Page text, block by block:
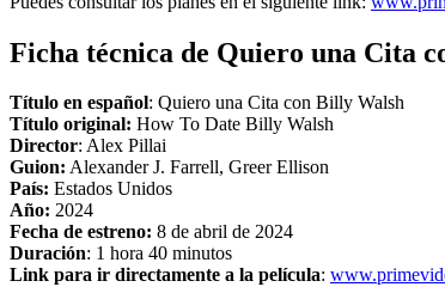
Ficha técnica de Quiero una Cita
Título en español: Quiero una Cita con Billy Walsh
Título original: How To Date Billy Walsh
Director: Alex Pillai
Guion: Alexander J. Farrell, Greer Ellison
País: Estados Unidos
Año: 2024
Fecha de estreno: 8 de abril de 2024
Duración: 1 hora 40 minutos
Link para ir directamente a la película: